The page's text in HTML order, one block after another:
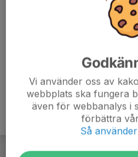
Vi använder oss av
webbplats ska fungera
även för webbanalys i
förbättra
Så